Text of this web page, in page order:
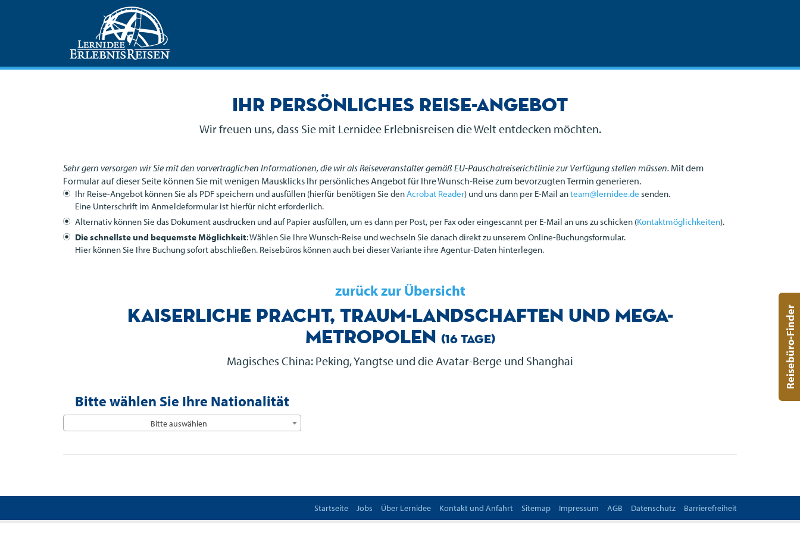
Ihr persönliches Reise-Angebot
Wir freuen uns, dass Sie mit Lernidee Erlebnisreisen die Welt entdecken möchten.
Sehr gern versorgen wir Sie mit den vorvertraglichen Informationen, die wir als Reiseveranstalter gemäß EU-Pauschalreiserichtlinie zur Verfügung stellen müssen. Mit dem
Formular auf dieser Seite können Sie mit wenigen Mausklicks Ihr persönliches Angebot für Ihre Wunsch-Reise zum bevorzugten Termin generieren.
Ihr Reise-Angebot können Sie als PDFspeichern und ausfüllen (hierfür benötigen Sie denAcrobat Reader) und uns dann per E-Mail anteam@lernidee.de senden.
Eine Unterschrift im Anmeldeformular ist hierfür nicht erforderlich.
Alternativ können Sie das Dokument ausdrucken und auf Papier ausfüllen, um es dann per Post, per Fax oder eingescannt per E-Mail an uns zu schicken (Kontaktmöglichkeiten).
Die schnellste und bequemste Möglichkeit: Wählen Sie Ihre Wunsch-Reise und wechseln Sie danach direkt zu unserem Online-Buchungsformular.
Hier können Sie Ihre Buchung sofort abschließen. Reisebüros können auch bei dieser Variante ihre Agentur-Daten hinterlegen.
zurück zur Übersicht
Kaiserliche Pracht, Traum-Landschaften und Mega-
Metropolen (16 Tage)
Magisches China: Peking, Yangtse und die Avatar-Berge und Shanghai
Bitte wählen Sie Ihre Nationalität
Bitte auswählen
Startseite Jobs Über Lernidee Kontakt und Anfahrt Sitemap Impressum AGB Datenschutz Barrierefreiheit
Reisebüro-Finder